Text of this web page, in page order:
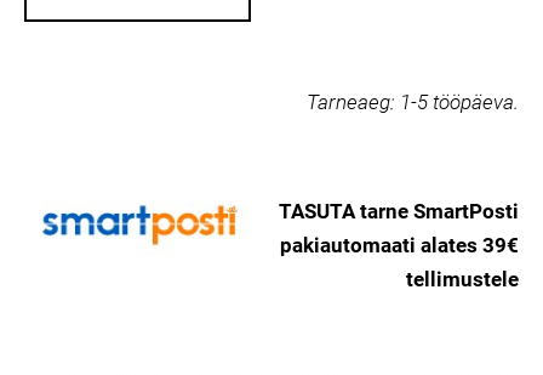
Tarneaeg: 1-5 tööpäeva.
TASUTA tarne SmartPosti
pakiautomaati alates 39€
tellimustele